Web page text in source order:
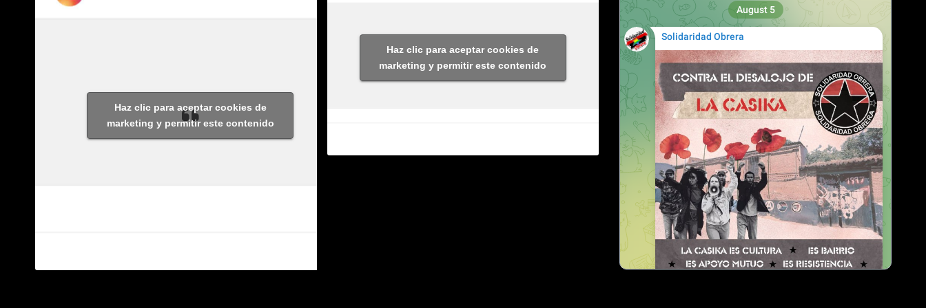
Haz clic para aceptar cookies de
marketing y permitir este contenido
Haz clic para aceptar cookies de
marketing y permitir este contenido